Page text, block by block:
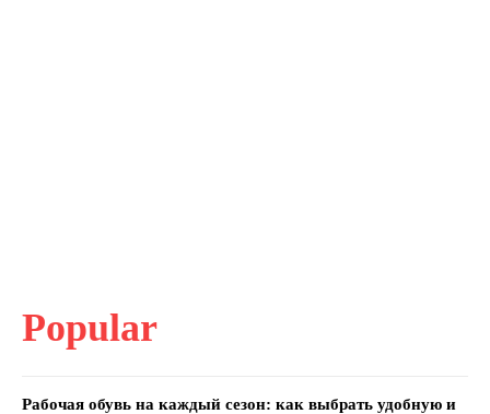
Popular
Рабочая обувь на каждый сезон: как выбрать удобную и